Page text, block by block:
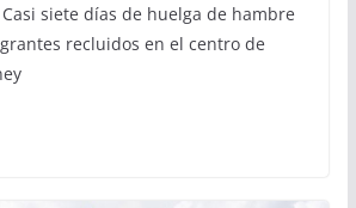
Casi siete días de huelga de hambre
recluidos en el centro de